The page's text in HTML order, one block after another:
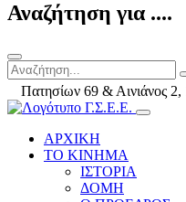
Αναζήτηση για ....
Πατησίων 69 & Αινιάνος
ΑΡΧΙΚΗ
ΤΟ ΚΙΝΗΜΑ
ΙΣΤΟΡΙΑ
ΔΟΜΗ